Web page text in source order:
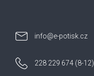
info@e-potisk.cz
228 229 674 (8-12)